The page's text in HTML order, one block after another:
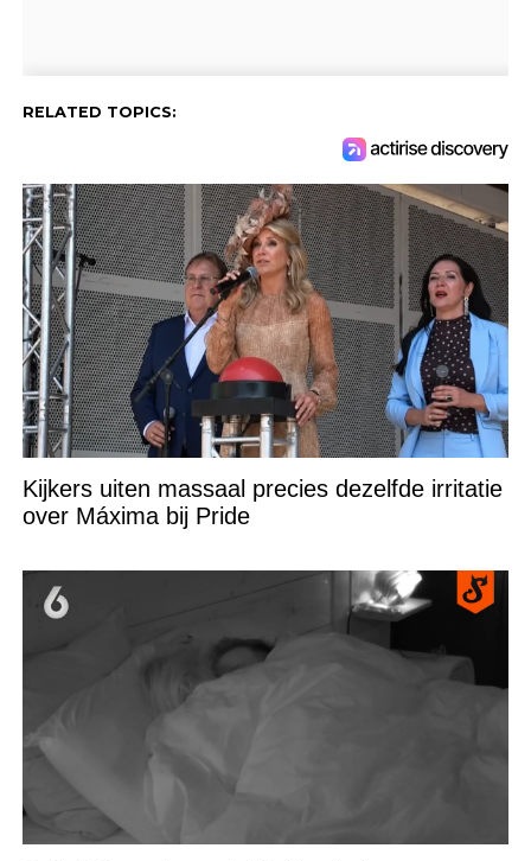
RELATED TOPICS:
Kijkers uiten massaal precies dezelfde irritatie
over Máxima bij Pride